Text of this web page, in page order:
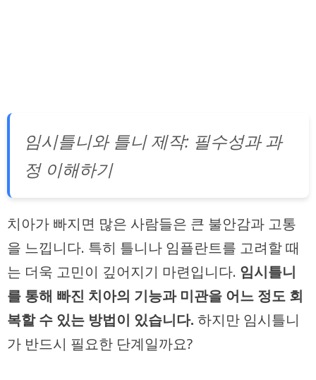
임시틀니와 틀니 제작: 필수성과 과
정 이해하기
치아가 빠지면 많은 사람들은 큰 불안감과 고통
을 느낍니다. 특히 틀니나 임플란트를 고려할 때
는 더욱 고민이 깊어지기 마련입니다. 임시틀니
를 통해 빠진 치아의 기능과 미관을 어느 정도 회
복할 수 있는 방법이 있습니다. 하지만 임시틀니
가 반드시 필요한 단계일까요?